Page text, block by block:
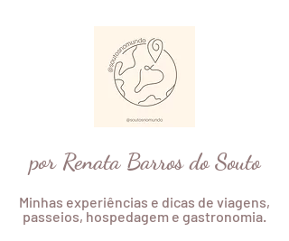
por Renata Barros do Souto
Minhas experiências e dicas de viagens,
passeios, hospedagem e gastronomia.